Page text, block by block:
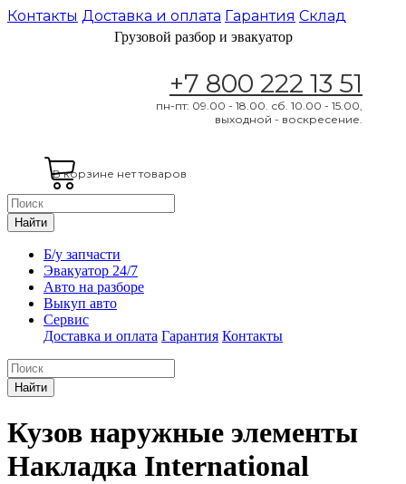
Контакты Доставка и оплата Гарантия Склад
Грузовой разбор и эвакуатор
+7 800 222 13 51
пн-пт: 09.00 - 18.00. сб. 10.00 - 15.00,
выходной - воскресение.
В корзине нет товаров
Найти
Б/у запчасти
Эвакуатор 24/7
Авто на разборе
Выкуп авто
Сервис
Доставка и оплата Гарантия Контакты
Найти
Кузов наружные элементы
Накладка International